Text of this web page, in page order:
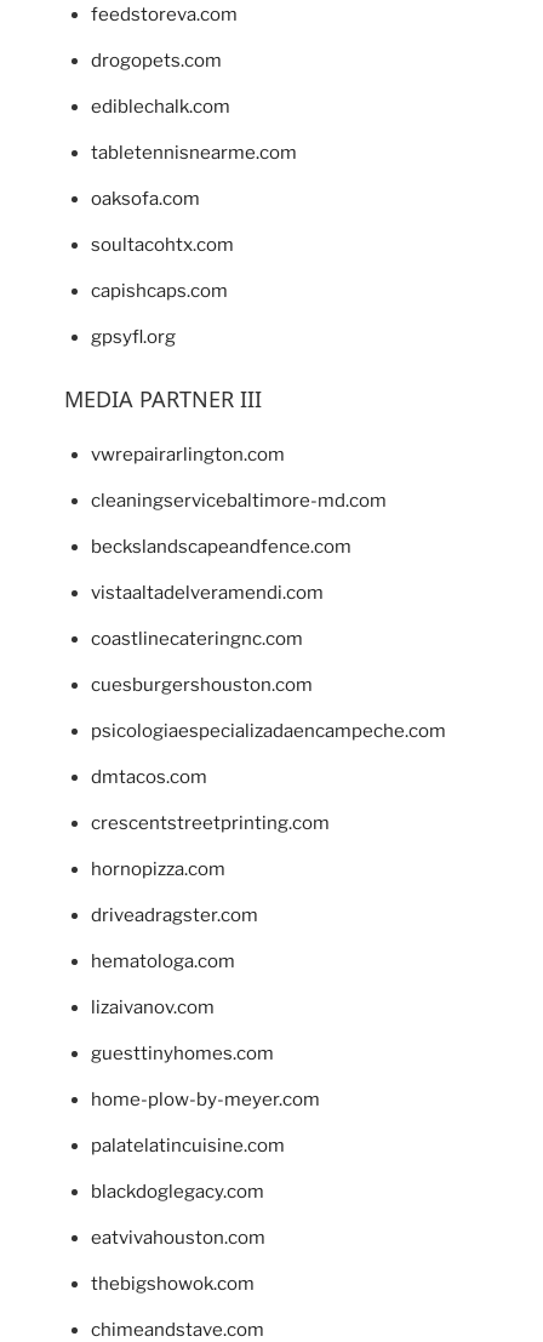
feedstoreva.com
drogopets.com
ediblechalk.com
tabletennisnearme.com
oaksofa.com
soultacohtx.com
capishcaps.com
gpsyfl.org
MEDIA PARTNER III
vwrepairarlington.com
cleaningservicebaltimore-md.com
beckslandscapeandfence.com
vistaaltadelveramendi.com
coastlinecateringnc.com
cuesburgershouston.com
psicologiaespecializadaencampeche.com
dmtacos.com
crescentstreetprinting.com
hornopizza.com
driveadragster.com
hematologa.com
lizaivanov.com
guesttinyhomes.com
home-plow-by-meyer.com
palatelatincuisine.com
blackdoglegacy.com
eatvivahouston.com
thebigshowok.com
chimeandstave.com